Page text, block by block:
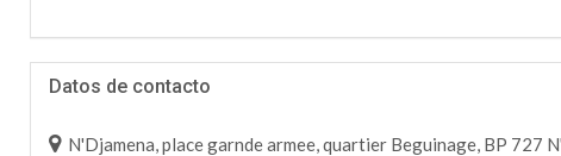
Datos de contacto
N'Djamena, place garnde armee, quartier Beguinage, BP 727